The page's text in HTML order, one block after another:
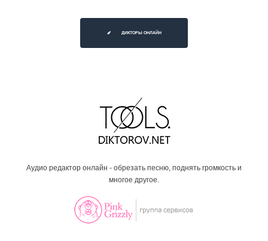
ДИКТОРЫ ОНЛАЙН
Аудио редактор онлайн - обрезать песню, поднять громкость и
многое другое.